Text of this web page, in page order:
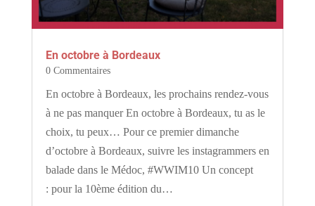
En octobre à Bordeaux
0 Commentaires
En octobre à Bordeaux, les prochains rendez-vous
à ne pas manquer En octobre à Bordeaux, tu as le
choix, tu peux… Pour ce premier dimanche
d’octobre à Bordeaux, suivre les instagrammers en
balade dans le Médoc, #WWIM10 Un concept
: pour la 10ème édition du…